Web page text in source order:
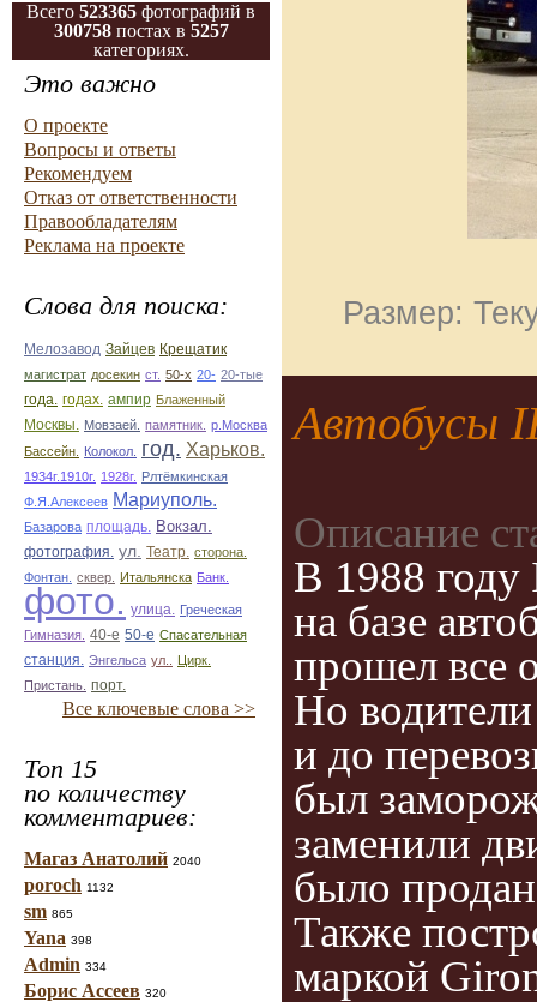
Всего 523365 фотографий в
300758постах в 5257
категориях.
Это важно
О проекте
Вопросы и ответы
Рекомендуем
Отказ от ответственности
Правообладателям
Реклама на проекте
Слова для поиска:
Мелозавод Зайцев Крещатик
магистрат досекин ст. 50-х 20- 20-тые
года.
годах. ампир Блаженный
Москвы.
Мовзаей. памятник. р.Москва
Бассейн.
Колокол. год. Харьков.
1934г.1910г. 1928г. Рлтёмкинская
Ф.Я.Алексеев Мариуполь.
Базарова площадь. Вокзал.
фотография. ул. Театр. сторона.
Фонтан. сквер. Итальянска Банк.
фото. улица. Греческая
Гимназия. 40-е 50-е Спасательная
станция.
Энгельса ул..
Цирк.
Пристань. порт.
Все ключевые слова >>
Топ 15
по количеству
комментариев:
Магаз Анатолий 2040
poroch 1132
sm 865
Yana 398
Admin 334
Борис Ассеев 320
Размер:
Автобусы
Описание
В 1988 году
на базе
прошел все
Но
и до
был
заменили
было
Также
маркой